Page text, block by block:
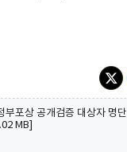
부포상 공개검증 대상자 명단
MB]